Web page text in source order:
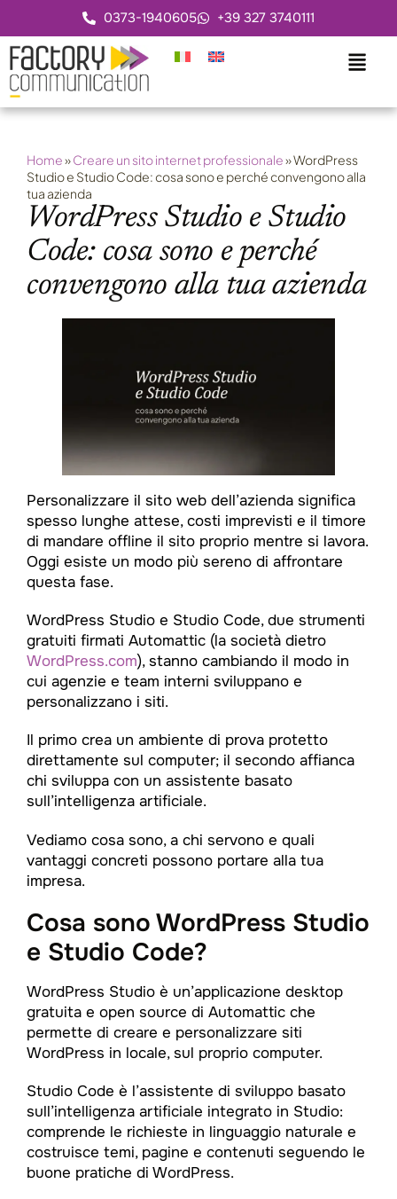
0373-1940605 +39 327 3740111
Home»Creare un sito internet professionale»WordPress
Studio e Studio Code: cosa sono e perché convengono alla
tua azienda
WordPress Studio e Studio
Code: cosa sono e perché
convengono alla tua azienda
Personalizzare il sito web dell’azienda significa
spesso lunghe attese, costi imprevisti e il timore
di mandare offline il sito proprio mentre si lavora.
Oggi esiste un modo più sereno di affrontare
questa fase.
WordPress Studio e Studio Code, due strumenti
gratuiti firmati Automattic (la società dietro
WordPress.com), stanno cambiando il modo in
cui agenzie e team interni sviluppano e
personalizzano i siti.
Il primo crea un ambiente di prova protetto
direttamente sul computer; il secondo affianca
chi sviluppa con un assistente basato
sull’intelligenza artificiale.
Vediamo cosa sono, a chi servono e quali
vantaggi concreti possono portare alla tua
impresa.
Cosa sono WordPress Studio
e Studio Code?
WordPress Studio è un’applicazione desktop
gratuita e open source di Automattic che
permette di creare e personalizzare siti
WordPress in locale, sul proprio computer.
Studio Code è l’assistente di sviluppo basato
sull’intelligenza artificiale integrato in Studio:
comprende le richieste in linguaggio naturale e
costruisce temi, pagine e contenuti seguendo le
buone pratiche di WordPress.